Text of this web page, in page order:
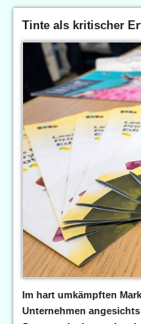
Tinte als kritischer
Im hart umkämpften
Unternehmen